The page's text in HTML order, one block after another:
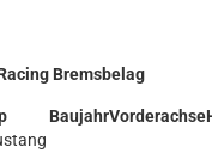
Bremsbelag
BaujahrVorderachse